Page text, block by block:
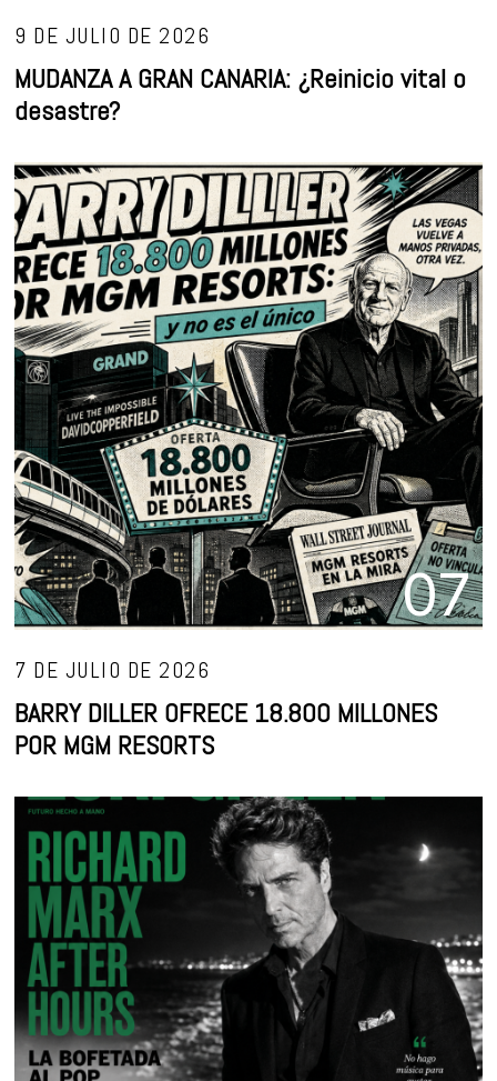
9 DE JULIO DE 2026
MUDANZA A GRAN CANARIA: ¿Reinicio vital o
desastre?
07
7 DE JULIO DE 2026
BARRY DILLER OFRECE 18.800 MILLONES
POR MGM RESORTS